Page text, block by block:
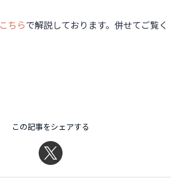
こちらで解説しております。併せてご覧く
この記事をシェアする